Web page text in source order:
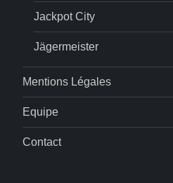
Jackpot City
Jägermeister
Mentions Légales
Equipe
Contact